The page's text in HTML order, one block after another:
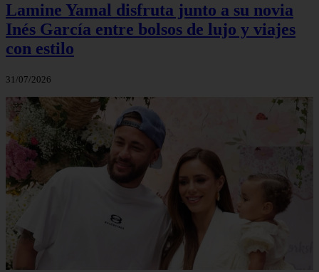
Lamine Yamal disfruta junto a su novia
Inés García entre bolsos de lujo y viajes
con estilo
31/07/2026